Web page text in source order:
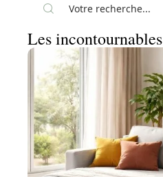
Les incontournables